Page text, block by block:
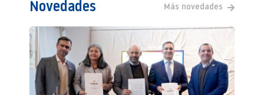
Novedades Más novedades